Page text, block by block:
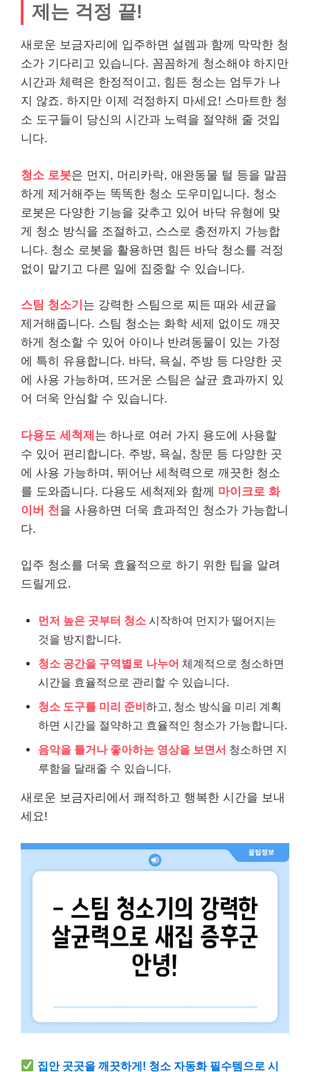
제는 걱정 끝!
새로운 보금자리에 입주하면 설렘과 함께 막막한 청
소가 기다리고 있습니다. 꼼꼼하게 청소해야 하지만
시간과 체력은 한정적이고, 힘든 청소는 엄두가 나
지 않죠. 하지만 이제 걱정하지 마세요! 스마트한 청
소 도구들이 당신의 시간과 노력을 절약해 줄 것입
니다.
청소 로봇은 먼지, 머리카락, 애완동물 털 등을 말끔
하게 제거해주는 똑똑한 청소 도우미입니다. 청소
로봇은 다양한 기능을 갖추고 있어 바닥 유형에 맞
게 청소 방식을 조절하고, 스스로 충전까지 가능합
니다. 청소 로봇을 활용하면 힘든 바닥 청소를 걱정
없이 맡기고 다른 일에 집중할 수 있습니다.
스팀 청소기 는 강력한 스팀으로 찌든 때와 세균을
제거해줍니다. 스팀 청소는 화학 세제 없이도 깨끗
하게 청소할 수 있어 아이나 반려동물이 있는 가정
에 특히 유용합니다. 바닥, 욕실, 주방 등 다양한 곳
에 사용 가능하며, 뜨거운 스팀은 살균 효과까지 있
어 더욱 안심할 수 있습니다.
다용도 세척제 는 하나로 여러 가지 용도에 사용할
수 있어 편리합니다. 주방, 욕실, 창문 등 다양한 곳
에 사용 가능하며, 뛰어난 세척력으로 깨끗한 청소
를 도와줍니다. 다용도 세척제와 함께 마이크로 화
이버 천 을 사용하면 더욱 효과적인 청소가 가능합니
다.
입주 청소를 더욱 효율적으로 하기 위한 팁을 알려
드릴게요.
먼저 높은 곳부터 청소 시작하여 먼지가 떨어지는
것을 방지합니다.
청소 공간을 구역별로 나누어 체계적으로 청소하면
시간을 효율적으로 관리할 수 있습니다.
청소 도구를 미리 준비하고, 청소 방식을 미리 계획
하면 시간을 절약하고 효율적인 청소가 가능합니다.
음악을 틀거나 좋아하는 영상을 보면서 청소하면 지
루함을 달래줄 수 있습니다.
새로운 보금자리에서 쾌적하고 행복한 시간을 보내
세요!
집안 곳곳을 깨끗하게! 청소 자동화 필수템으로 시